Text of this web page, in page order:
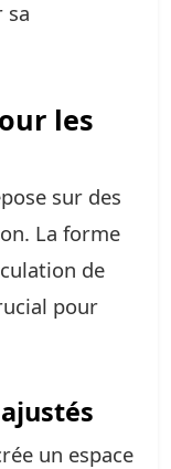
sa
les
sur des
La forme
de
pour
un espace